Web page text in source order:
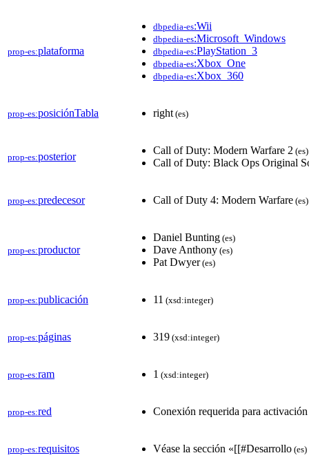
prop-es:plataforma
dbpedia-es:Wii
dbpedia-es:Microsoft_Windows
dbpedia-es:PlayStation_3
dbpedia-es:Xbox_One
dbpedia-es:Xbox_360
prop-es:posiciónTabla right (es)
prop-es:posterior
Call of Duty: Modern Warfare 2 (es)
Call of Duty: Black Ops Original
prop-es:predecesor Call of Duty 4: Modern Warfare (es)
prop-es:productor
Daniel Bunting (es)
Dave Anthony (es)
Pat Dwyer(es)
prop-es:publicación 11 (xsd:integer)
prop-es:páginas 319 (xsd:integer)
prop-es:ram 1 (xsd:integer)
prop-es:red Conexión requerida para
prop-es:requisitos Véase la sección «[[#Desarrollo (es)